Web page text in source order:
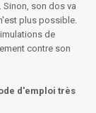
Sinon, son dos va
plus possible.
de
contre son
d'emploi très